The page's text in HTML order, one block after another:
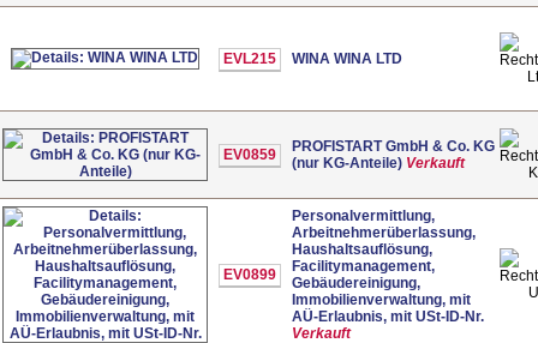
EVL215
WINA WINA LTD
EV0859
PROFISTART GmbH & Co. KG
(nur KG-Anteile) Verkauft
EV0899
Personalvermittlung,
Arbeitnehmerüberlassung,
Haushaltsauflösung,
Facilitymanagement,
Gebäudereinigung,
Immobilienverwaltung, mit
AÜ-Erlaubnis, mit USt-ID-Nr.
Verkauft